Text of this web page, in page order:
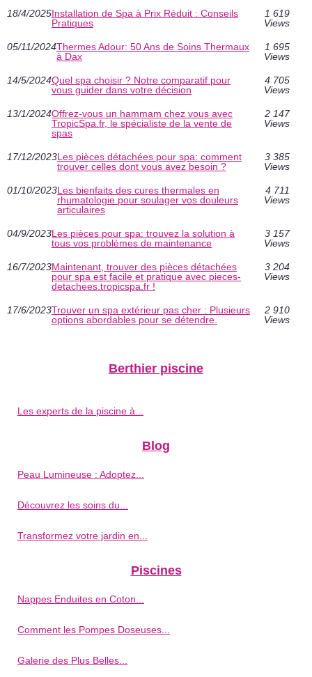
18/4/2025Installation de Spa à Prix Réduit : Conseils
Pratiques
1 619
Views
05/11/2024Thermes Adour: 50 Ans de Soins Thermaux
à Dax
1 695
Views
14/5/2024Quel spa choisir ? Notre comparatif pour
vous guider dans votre décision
4 705
Views
13/1/2024Offrez-vous un hammam chez vous avec
TropicSpa.fr, le spécialiste de la vente de
spas
2 147
Views
17/12/2023Les pièces détachées pour spa: comment
trouver celles dont vous avez besoin ?
3 385
Views
01/10/2023Les bienfaits des cures thermales en
rhumatologie pour soulager vos douleurs
articulaires
4 711
Views
04/9/2023Les pièces pour spa: trouvez la solution à
tous vos problèmes de maintenance
3 157
Views
16/7/2023Maintenant, trouver des pièces détachées
pour spa est facile et pratique avec pieces-
detachees.tropicspa.fr !
3 204
Views
17/6/2023Trouver un spa extérieur pas cher : Plusieurs
options abordables pour se détendre.
2 910
Views
Berthier piscine
Les experts de la piscine à...
Blog
Peau Lumineuse : Adoptez...
Découvrez les soins du...
Transformez votre jardin en...
Piscines
Nappes Enduites en Coton...
Comment les Pompes Doseuses...
Galerie des Plus Belles...